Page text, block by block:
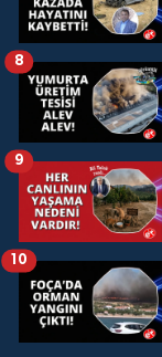
8
9
10